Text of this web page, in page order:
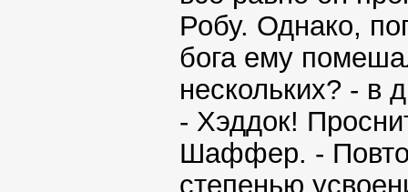
Робу. Однако,
бога ему
нескольких? - в
- Хэддок!
Шаффер. -
степенью